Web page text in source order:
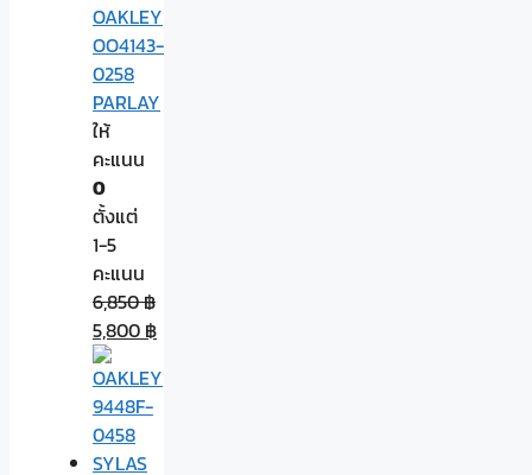
OAKLEY
OO4143-
0258
PARLAY
ให้
คะแนน
0
ตั้งแต่
1-5
คะแนน
6,850฿
5,800 ฿